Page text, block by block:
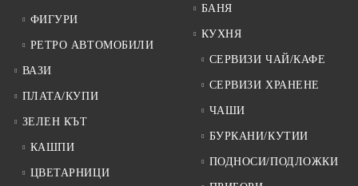
ФИГУРИ
РЕТРО АВТОМОБИЛИ
ВАЗИ
ПЛАТА/КУПИ
ЗЕЛЕН КЪТ
КАШПИ
ЦВЕТАРНИЦИ
БАНЯ
КУХНЯ
СЕРВИЗИ ЧАЙ/КАФЕ
СЕРВИЗИ ХРАНЕНЕ
ЧАШИ
БУРКАНИ/КУТИИ
ПОДНОСИ/ПОДЛОЖКИ